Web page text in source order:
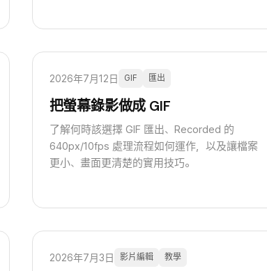
2026年7月12日 GIF 匯出
把螢幕錄影做成 GIF
了解何時該選擇 GIF 匯出、Recorded 的
640px/10fps 處理流程如何運作，以及讓檔案
更小、畫面更清楚的實用技巧。
2026年7月3日 影片編輯 教學